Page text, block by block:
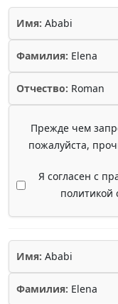
Имя: Ababi
Фамилия: Elena
Отчество: Roman
Прежде чем
пожалуйста,
Я согласен с
политикой
Имя: Ababi
Фамилия: Elena